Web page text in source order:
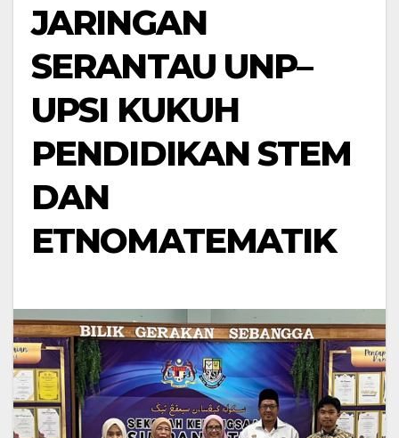
JARINGAN
SERANTAU UNP–
UPSI KUKUH
PENDIDIKAN STEM
DAN
ETNOMATEMATIK